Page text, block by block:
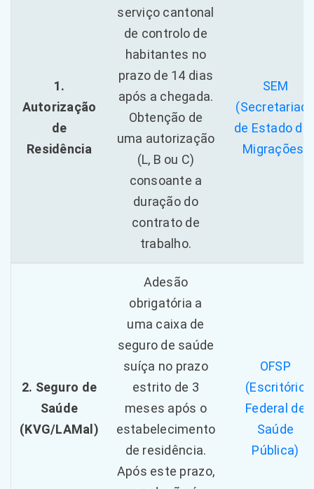
1.
Autorização
de
Residência
serviço cantonal
de controlo de
habitantes no
prazo de 14 dias
após a chegada.
Obtenção de
uma autorização
(L, B ou C)
consoante a
duração do
contrato de
trabalho.
SEM
de Estado
Migrações)
2. Seguro de
Saúde
(KVG/LAMal)
Adesão
obrigatória a
uma caixa de
seguro de saúde
suíça no prazo
estrito de 3
meses após o
estabelecimento
de residência.
Após este prazo,
OFSP
(Escritório
Federal de
Saúde
Pública)